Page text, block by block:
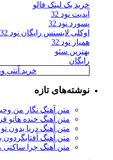
خرید بک لینک فالو
آپدیت نود 32
پسورد نود 32
اوکلی لایسنس رایگان نود 32
همیار نود 32
بهترین سئو
رایگان
خرید آنتی
نوشته‌های تازه
متن آهنگ نگار من
متن آهنگ خنده هاتو
متن آهنگ دریا بدون
متن آهنگ آفتابگردون
متن آهنگ چرا ساکتی